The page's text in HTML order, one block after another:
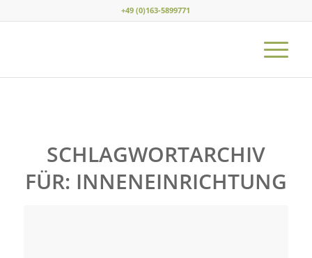
+49 (0)163-5899771
SCHLAGWORTARCHIV
FÜR: INNENEINRICHTUNG